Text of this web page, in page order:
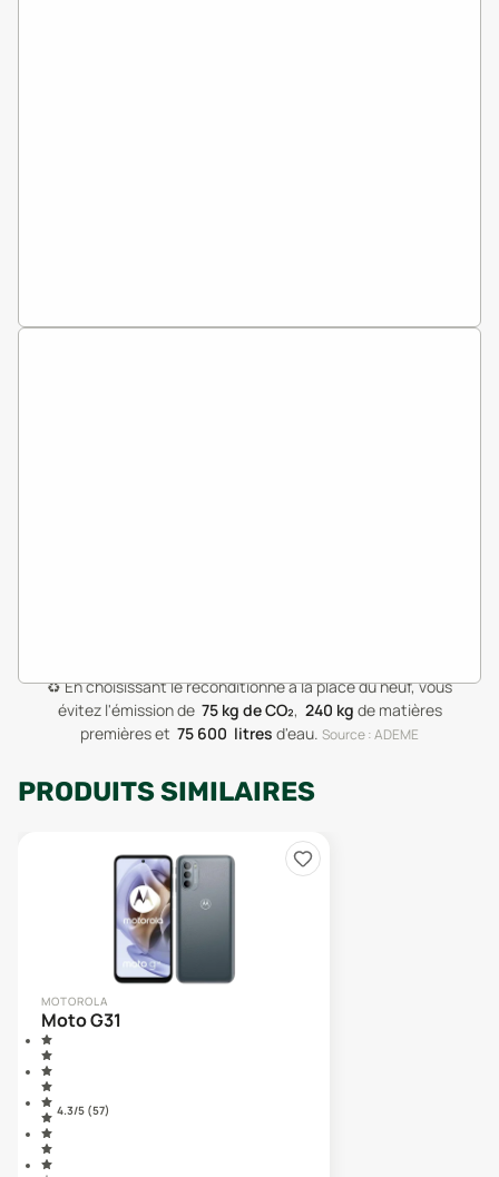
♻️En choisissant le reconditionné à la place du neuf, vous
évitez l'émission de 75 kg de CO₂, 240 kg de matières
premièreset 75 600 litres d'eau. Source : ADEME
PRODUITS SIMILAIRES
MOTOROLA
Moto G31
4.3/5 (57)